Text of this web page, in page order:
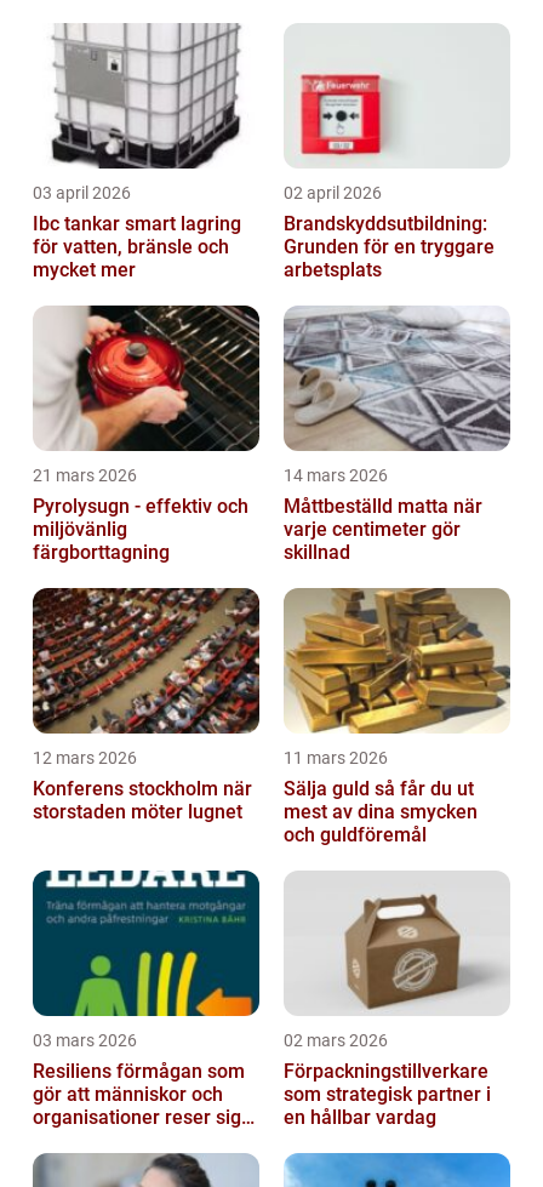
03 april 2026
Ibc tankar smart lagring
för vatten, bränsle och
mycket mer
02 april 2026
Brandskyddsutbildning:
Grunden för en tryggare
arbetsplats
21 mars 2026
Pyrolysugn - effektiv och
miljövänlig
färgborttagning
14 mars 2026
Måttbeställd matta när
varje centimeter gör
skillnad
12 mars 2026
Konferens stockholm när
storstaden möter lugnet
11 mars 2026
Sälja guld så får du ut
mest av dina smycken
och guldföremål
03 mars 2026
Resiliens förmågan som
gör att människor och
organisationer reser sig
02 mars 2026
Förpackningstillverkare
som strategisk partner i
en hållbar vardag